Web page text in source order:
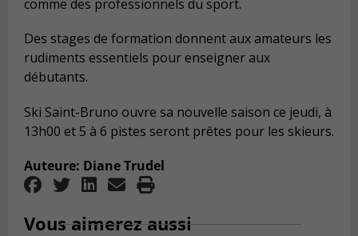
comme des professionnels du sport.
Des stages de formation donnent aux amateurs les
rudiments essentiels pour enseigner aux
débutants.
Ski Saint-Bruno ouvre sa nouvelle saison ce jeudi, à
13h00 et 5 à 6 pistes seront prêtes pour les skieurs.
Auteure: Diane Trudel
Vous aimerez aussi